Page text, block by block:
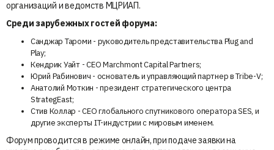
организаций и ведомств МЦРИАП.
Среди зарубежных гостей форума:
Санджар Тароми - руководитель представительства Plug and
Play;
Кендрик Уайт - CEO Marchmont Capital Partners;
Юрий Рабинович - основатель и управляющий партнер в Tribe-V;
Анатолий Моткин - президент стратегического центра
StrategEast;
Стив Коллар - CEO глобального спутникового оператора SES, и
другие эксперты IT-индустрии с мировым именем.
Форум проводится в режиме онлайн, при подаче заявки на